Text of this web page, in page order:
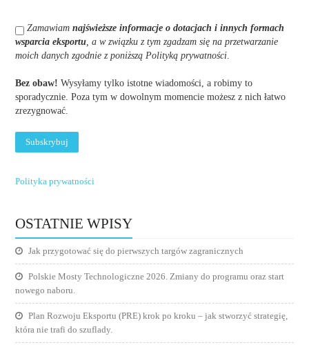
Zamawiamnajświeższe informacje o dotacjach i innych formach
wsparcia eksportu, a w związku z tym zgadzam się na przetwarzanie
moich danych zgodnie z poniższą Polityką prywatności.
Bez obaw! Wysyłamy tylko istotne wiadomości, a robimy to
sporadycznie. Poza tym w dowolnym momencie możesz z nich łatwo
zrezygnować.
Polityka prywatności
OSTATNIE WPISY
Jak przygotować się do pierwszych targów zagranicznych
Polskie Mosty Technologiczne 2026. Zmiany do programu oraz start
nowego naboru.
Plan Rozwoju Eksportu (PRE) krok po kroku – jak stworzyć strategię,
która nie trafi do szuflady.